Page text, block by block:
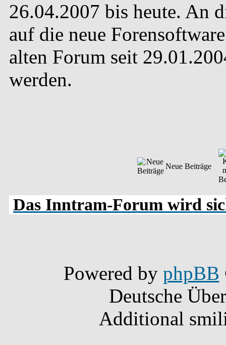
26.04.2007 bis heute. An
auf die neue
alten Forum seit
werden.
Neue Beiträge
Das Inntram-Forum wird
Powered by phpBB
Deutsche
Additional